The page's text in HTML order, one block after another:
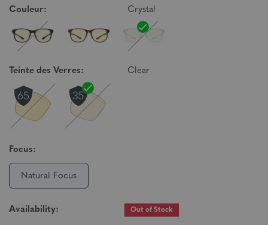
Couleur: Crystal
Teinte des Verres: Clear
Focus:
Natural Focus
Availability: Out of Stock